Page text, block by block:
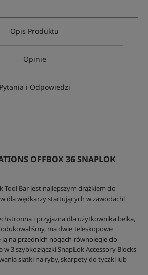
Opis Produktu
Opinie
Pytania i Odpowiedzi
OFFBOX 36 SNAPLOK
Tool Bar jest najlepszym drążkiem do
dla wędkarzy startujących w zawodach!
i przyjazna dla użytkownika belka,
ma dwie teleskopowe
ją na przednich nogach równolegle do
3 szybkozłączki SnapLok Accessory Blocks
siatki na ryby, skarpety do tyczki lub